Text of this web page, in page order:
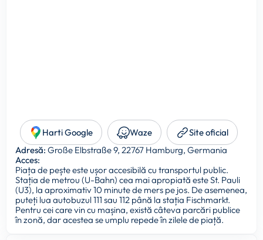
Harti Google Waze
Site oficial
Adresă: Große Elbstraße 9, 22767 Hamburg, Germania
Acces:
Piața de pește este ușor accesibilă cu transportul public.
Stația de metrou (U-Bahn) cea mai apropiată este St. Pauli
(U3), la aproximativ 10 minute de mers pe jos. De asemenea,
puteți lua autobuzul 111 sau 112 până la stația Fischmarkt.
Pentru cei care vin cu mașina, există câteva parcări publice
în zonă, dar acestea se umplu repede în zilele de piață.